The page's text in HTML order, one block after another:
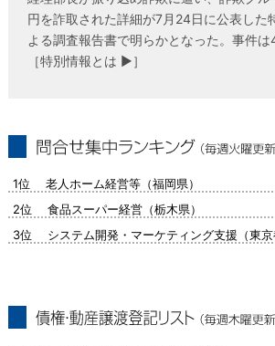
円を詐取された詳細が7月24日に公表した
よる調査報告書で明らかとなった。事件
［特別情報とは ▶］
1位 老人ホーム経営等（福岡県）
2位 食品スーパー経営（栃木県）
3位 システム開発・マーケティング支援（東京